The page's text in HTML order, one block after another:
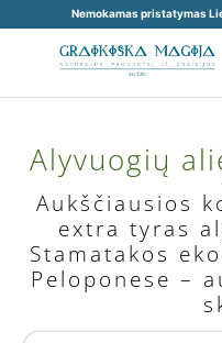
Nemokamas pristatymas
Alyvuogių
Aukščiausios
extra tyras
Stamatakos
Peloponese –